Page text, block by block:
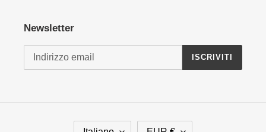
Newsletter
ISCRIVITI